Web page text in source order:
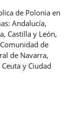
de Polonia en
Andalucía,
Castilla y León,
de
de Navarra,
y Ciudad